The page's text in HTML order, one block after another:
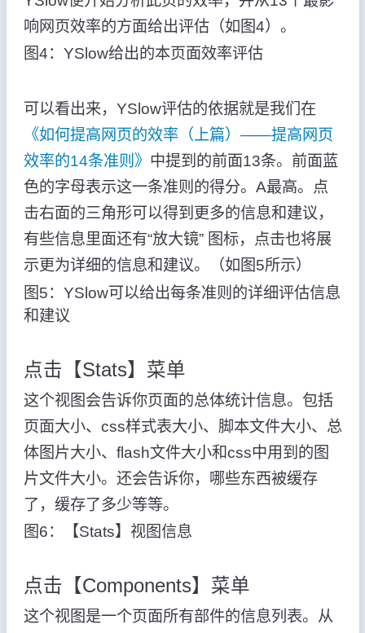
响网页效率的方面给出评估（如图4）。
图4：YSlow给出的本页面效率评估
可以看出来，YSlow评估的依据就是我们在
《如何提高网页的效率（上篇）——提高网页
效率的14条准则》 中提到的前面13条。前面蓝
色的字母表示这一条准则的得分。A最高。点
击右面的三角形可以得到更多的信息和建议，
有些信息里面还有“放大镜” 图标，点击也将展
示更为详细的信息和建议。（如图5所示）
图5：YSlow可以给出每条准则的详细评估信息
和建议
点击【Stats】菜单
这个视图会告诉你页面的总体统计信息。包括
页面大小、css样式表大小、脚本文件大小、总
体图片大小、flash文件大小和css中用到的图
片文件大小。还会告诉你，哪些东西被缓存
了，缓存了多少等等。
图6：【Stats】视图信息
点击【Components】菜单
这个视图是一个页面所有部件的信息列表。从